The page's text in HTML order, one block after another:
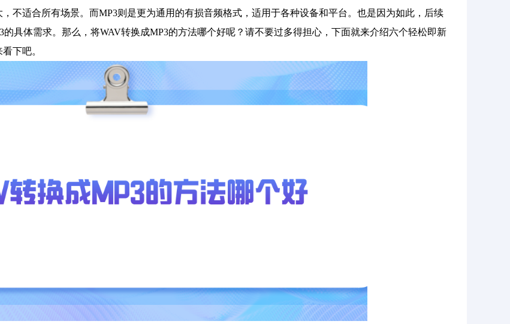
不适合所有场景。而MP3则是更为通用的有损音频格式，适用于各种设备和平台。也是因为如此，后续
的具体需求。那么，将WAV转换成MP3的方法哪个好呢？请不要过多得担心，下面就来介绍六个轻松即新
下吧。